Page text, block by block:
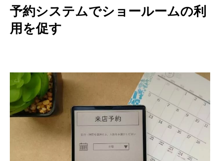
予約システムでショールームの利
用を促す